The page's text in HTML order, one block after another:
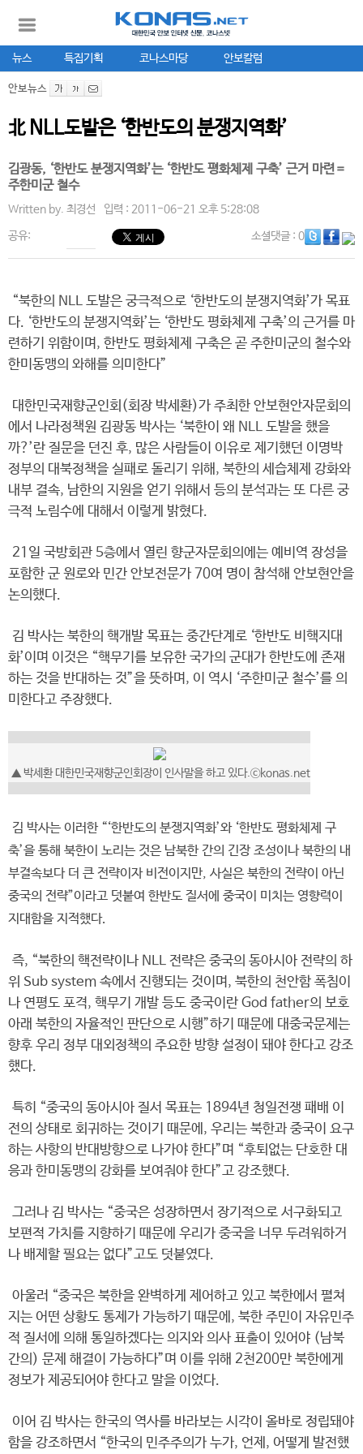
뉴스 특집기획 코나스마당 안보칼럼
안보뉴스
北 NLL도발은 ‘한반도의 분쟁지역화’
김광동, ‘한반도 분쟁지역화’는 ‘한반도 평화체제 구축’ 근거 마련＝
주한미군 철수
Written by. 최경선 입력 : 2011-06-21 오후 5:28:08
공유: 소셜댓글: 0
“북한의 NLL 도발은 궁극적으로 ‘한반도의 분쟁지역화’가 목표
다. ‘한반도의 분쟁지역화’는 ‘한반도 평화체제 구축’의 근거를 마
련하기 위함이며, 한반도 평화체제 구축은 곧 주한미군의 철수와
한미동맹의 와해를 의미한다”
대한민국재향군인회(회장 박세환)가 주최한 안보현안자문회의
에서 나라정책원 김광동 박사는 ‘북한이 왜 NLL 도발을 했을
까?’란 질문을 던진 후, 많은 사람들이 이유로 제기했던 이명박
정부의 대북정책을 실패로 돌리기 위해, 북한의 세습체제 강화와
내부 결속, 남한의 지원을 얻기 위해서 등의 분석과는 또 다른 궁
극적 노림수에 대해서 이렇게 밝혔다.
21일 국방회관 5층에서 열린 향군자문회의에는 예비역 장성을
포함한 군 원로와 민간 안보전문가 70여 명이 참석해 안보현안을
논의했다.
김 박사는 북한의 핵개발 목표는 중간단계로 ‘한반도 비핵지대
화’이며 이것은 “핵무기를 보유한 국가의 군대가 한반도에 존재
하는 것을 반대하는 것”을 뜻하며, 이 역시 ‘주한미군 철수’를 의
미한다고 주장했다.
▲ 박세환 대한민국재향군인회장이 인사말을 하고 있다.ⓒkonas.net
김 박사는 이러한 “‘한반도의 분쟁지역화’와 ‘한반도 평화체제 구
축’을 통해 북한이 노리는 것은 남북한 간의 긴장 조성이나 북한의 내
부결속보다 더 큰 전략이자 비전이지만, 사실은 북한의 전략이 아닌
중국의 전략”이라고 덧붙여 한반도 질서에 중국이 미치는 영향력이
지대함을 지적했다.
즉, “북한의 핵전략이나 NLL 전략은 중국의 동아시아 전략의 하
위 Sub system 속에서 진행되는 것이며, 북한의 천안함 폭침이
나 연평도 포격, 핵무기 개발 등도 중국이란 God father의 보호
아래 북한의 자율적인 판단으로 시행”하기 때문에 대중국문제는
향후 우리 정부 대외정책의 주요한 방향 설정이 돼야 한다고 강조
했다.
특히 “중국의 동아시아 질서 목표는 1894년 청일전쟁 패배 이
전의 상태로 회귀하는 것이기 때문에, 우리는 북한과 중국이 요구
하는 사항의 반대방향으로 나가야 한다”며 “후퇴없는 단호한 대
응과 한미동맹의 강화를 보여줘야 한다”고 강조했다.
그러나 김 박사는 “중국은 성장하면서 장기적으로 서구화되고
보편적 가치를 지향하기 때문에 우리가 중국을 너무 두려워하거
나 배제할 필요는 없다”고도 덧붙였다.
아울러 “중국은 북한을 완벽하게 제어하고 있고 북한에서 펼쳐
지는 어떤 상황도 통제가 가능하기 때문에, 북한 주민이 자유민주
적 질서에 의해 통일하겠다는 의지와 의사 표출이 있어야 (남북
간의) 문제 해결이 가능하다”며 이를 위해 2천200만 북한에게
정보가 제공되어야 한다고 말을 이었다.
이어 김 박사는 한국의 역사를 바라보는 시각이 올바로 정립돼야
함을 강조하면서 “한국의 민주주의가 누가, 언제, 어떻게 발전했